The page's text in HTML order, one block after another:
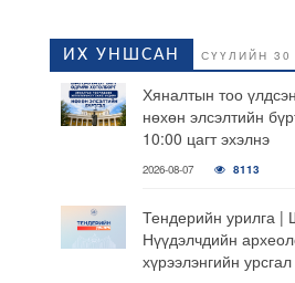
ИХ УНШСАН СҮҮЛИЙН
Хяналтын тоо
нөхөн элсэлтийн
10:00 цагт эхэлнэ
2026-08-07 8113
Тендерийн урилга
Нүүдэлчдийн
хүрээлэнгийн